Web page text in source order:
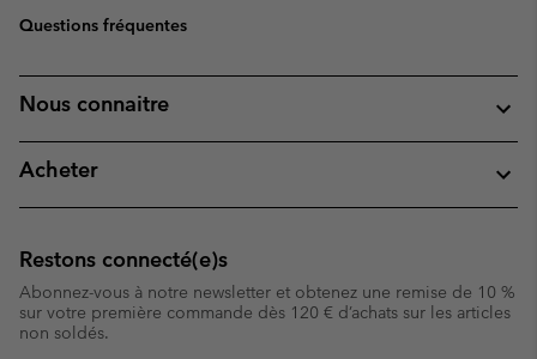
Questions fréquentes
Nous connaitre
Acheter
Restons connecté(e)s
Abonnez-vous à notre newsletter et obtenez une remise de 10 %
sur votre première commande dès 120 € d’achats sur les articles
non soldés.